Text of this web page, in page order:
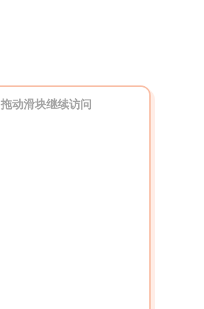
拖动滑块继续访问